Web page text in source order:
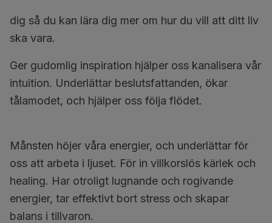
dig så du kan lära dig mer om hur du vill att ditt liv
ska vara.
Ger gudomlig inspiration hjälper oss kanalisera vår
intuition. Underlättar beslutsfattanden, ökar
tålamodet, och hjälper oss följa flödet.
Månsten höjer våra energier, och underlättar för
oss att arbeta i ljuset. För in villkorslös kärlek och
healing. Har otroligt lugnande och rogivande
energier, tar effektivt bort stress och skapar
balans i tillvaron.